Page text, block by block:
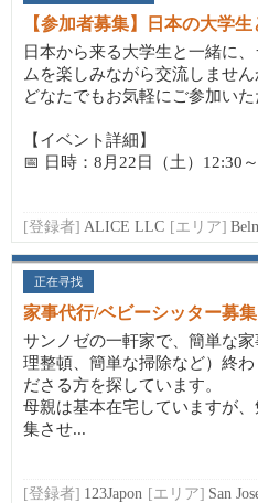
【参加者募集】日本の大学
日本から来る大学生と一緒に
ムを楽しみながら交流しません
どなたでもお気軽にご参加いた
【イベント詳細】
📅 日時：8月22日（土）12:30
[登録者] ALICE LLC [エリア]
正在寻找
家事代行/ベビーシッター募
サンノゼの一軒家で、簡単な
理整頓、簡単な掃除など）終
ださる方を探しています。
母親は基本在宅していますが
集させ...
[登録者] 123Japon [エリア] San